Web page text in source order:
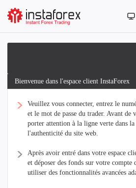
Bienvenue dans l'espace client InstaForex
Veuillez vous connecter, entrez le
et le mot de passe du trader. Avant de
porter attention à la ligne verte dans la
l'authenticité du site web.
Après avoir entré dans votre espace
et déposer des fonds sur votre compte
utiliser des fonctionnalités avancées